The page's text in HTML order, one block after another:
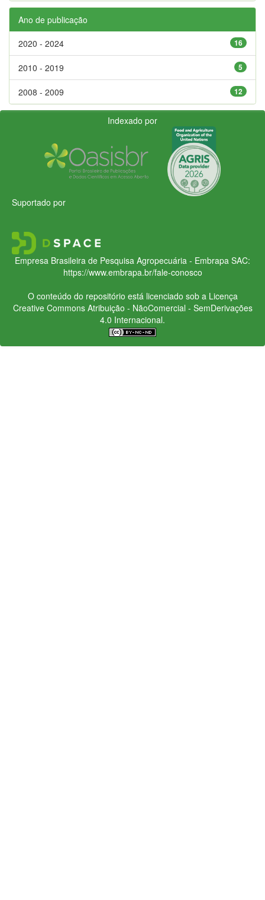
Ano de publicação
16
2020 - 2024
5
2010 - 2019
12
2008 - 2009
Indexado por
Suportado por
Empresa Brasileira de Pesquisa Agropecuária - Embrapa SAC:
https://www.embrapa.br/fale-conosco
O conteúdo do repositório está licenciado sob a Licença
Creative CommonsAtribuição - NãoComercial - SemDerivações
4.0 Internacional.